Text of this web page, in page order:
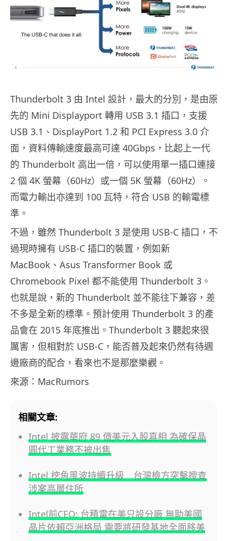
Thunderbolt 3 由 Intel 設計，最大的分別，是由原
先的 Mini Displayport 轉用 USB 3.1 插口，支援
USB 3.1、DisplayPort 1.2 和 PCI Express 3.0 介
面，資料傳輸速度最高可達 40Gbps，比起上一代
的 Thunderbolt 高出一倍，可以使用單一插口連接
2 個 4K 螢幕（60Hz）或一個 5K 螢幕（60Hz）。
而電力輸出亦達到 100 瓦特，符合 USB 的輸電標
準。
不過，雖然 Thunderbolt 3 是使用 USB-C 插口，不
過現時擁有 USB-C 插口的裝置，例如新
MacBook、Asus Transformer Book 或
Chromebook Pixel 都不能使用 Thunderbolt 3。
也就是說，新的 Thunderbolt 並不能往下兼容，差
不多是全新的標準。預計使用 Thunderbolt 3 的產
品會在 2015 年底推出。Thunderbolt 3 聽起來很
厲害，但相對於 USB-C，能否普及起來仍然有待週
邊廠商的配合，看來也不是那麼樂觀。
來源：MacRumors
相關文章:
Intel 披露華府 89 億美元入股真相 為確保晶
圓代工業務不被出售
Intel 挖角風波持續升級 台灣檢方突擊搜查
涉案高層住所
Intel前CEO: 台積電在美只設分廠 無助美國
晶片依賴亞洲格局 需要將研發基地全面移美